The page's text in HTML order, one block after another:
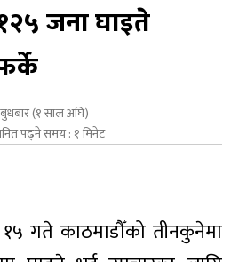
जना घाइते
(१ साल अघि)
पढ्ने समय : १ मिनेट
गते काठमाडौँको तीनकुनेमा